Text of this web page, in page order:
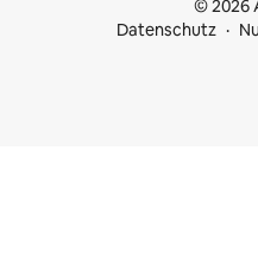
© 2026
Datenschutz